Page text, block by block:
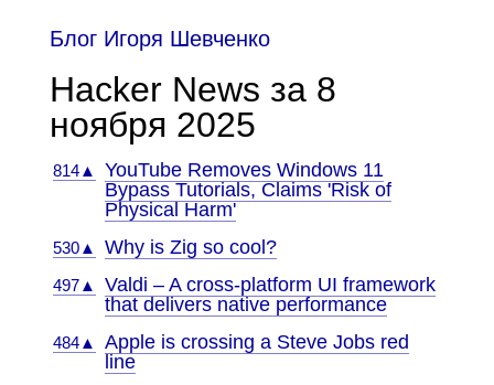
Блог Игоря Шевченко
Hacker News за 8
ноября 2025
814▲
YouTube Removes Windows 11
Bypass Tutorials, Claims 'Risk of
Physical Harm'
530▲ Why is Zig so cool?
497▲
Valdi – A cross-platform UI framework
that delivers native performance
484▲
Apple is crossing a Steve Jobs red
line